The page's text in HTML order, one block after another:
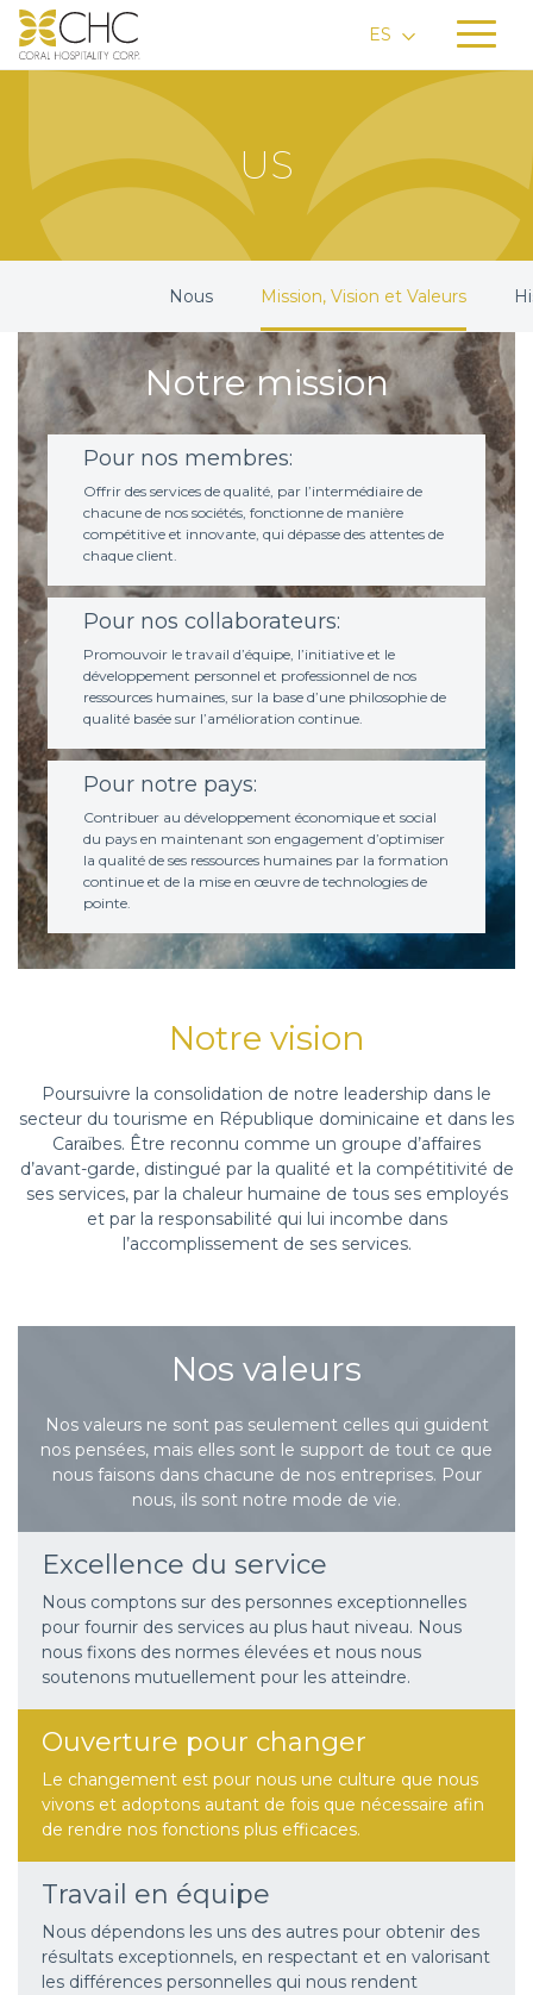
ES
US
Nous Mission, Vision et Valeurs
Notre mission
Pour nos membres:
Offrir des services de qualité, par l’intermédiaire de
chacune de nos sociétés, fonctionne de manière
compétitive et innovante, qui dépasse des attentes de
chaque client.
Pour nos collaborateurs:
Promouvoir le travail d’équipe, l’initiative et le
développement personnel et professionnel de nos
ressources humaines, sur la base d’une philosophie de
qualité basée sur l’amélioration continue.
Pour notre pays:
Contribuer au développement économique et social
du pays en maintenant son engagement d’optimiser
la qualité de ses ressources humaines par la formation
continue et de la mise en œuvre de technologies de
pointe.
Notre vision
Poursuivre la consolidation de notre leadership dans le
secteur du tourisme en République dominicaine et dans les
Caraïbes. Être reconnu comme un groupe d’affaires
d’avant-garde, distingué par la qualité et la compétitivité de
ses services, par la chaleur humaine de tous ses employés
et par la responsabilité qui lui incombe dans
l’accomplissement de ses services.
Nos valeurs
Nos valeurs ne sont pas seulement celles qui guident
nos pensées, mais elles sont le support de tout ce que
nous faisons dans chacune de nos entreprises. Pour
nous, ils sont notre mode de vie.
Excellence du service
Nous comptons sur des personnes exceptionnelles
pour fournir des services au plus haut niveau. Nous
nous fixons des normes élevées et nous nous
soutenons mutuellement pour les atteindre.
Ouverture pour changer
Le changement est pour nous une culture que nous
vivons et adoptons autant de fois que nécessaire afin
de rendre nos fonctions plus efficaces.
Travail en équipe
Nous dépendons les uns des autres pour obtenir des
résultats exceptionnels, en respectant et en valorisant
les différences personnelles qui nous rendent